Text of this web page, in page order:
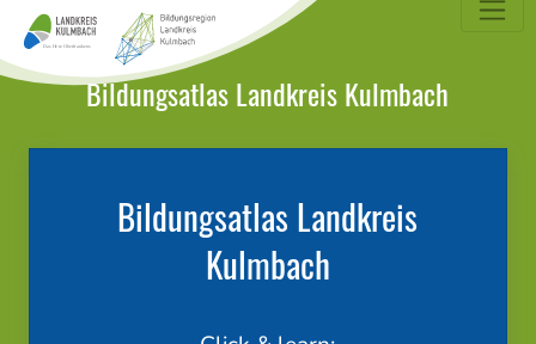
Landkreis Kulmbach
Bildungsatlas Landkreis Kulmbach
Bildungsatlas Landkreis
Kulmbach